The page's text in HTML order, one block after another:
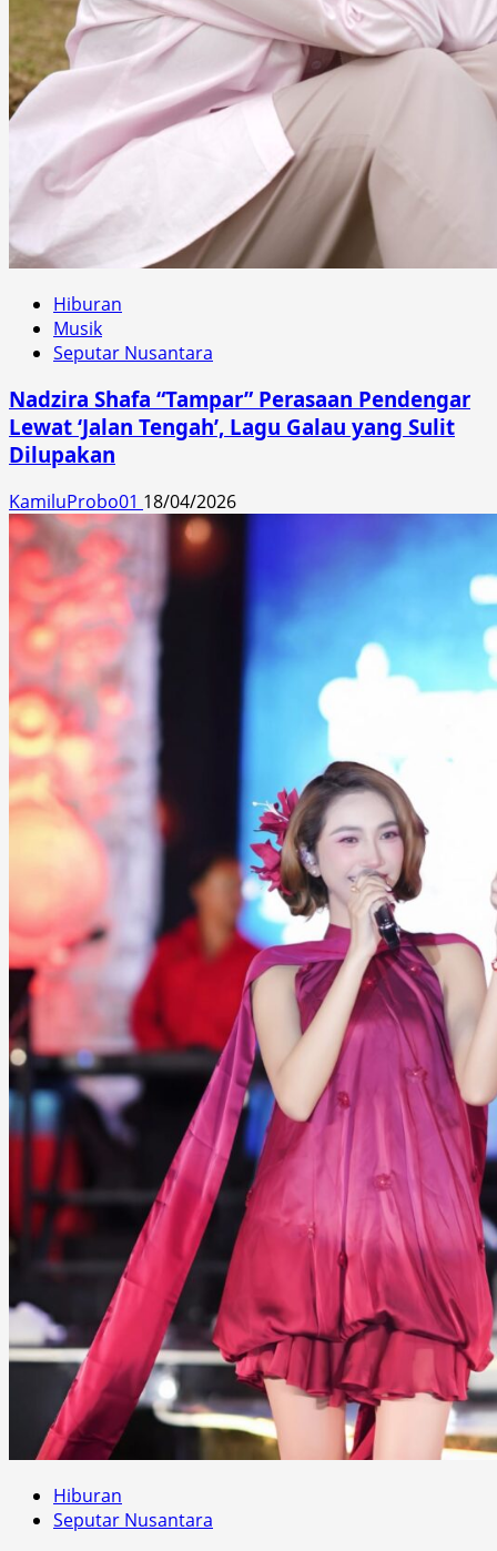
Hiburan
Musik
Seputar Nusantara
Nadzira Shafa “Tampar” Perasaan Pendengar
Lewat ‘Jalan Tengah’, Lagu Galau yang Sulit
Dilupakan
KamiluProbo01 18/04/2026
Hiburan
Seputar Nusantara